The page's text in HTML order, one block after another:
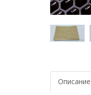
Описание